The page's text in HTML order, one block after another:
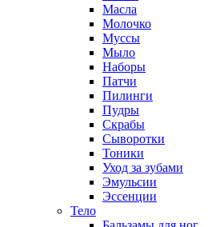
Масла
Молочко
Муссы
Мыло
Наборы
Патчи
Пилинги
Пудры
Скрабы
Сыворотки
Тоники
Уход за зубами
Эмульсии
Эссенции
Тело